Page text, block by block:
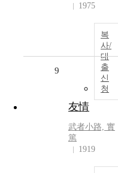
1975
복
사/
대
출
신
청
9
友情
武者小路, 實
篤
1919